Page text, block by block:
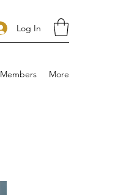
Log In
Members More